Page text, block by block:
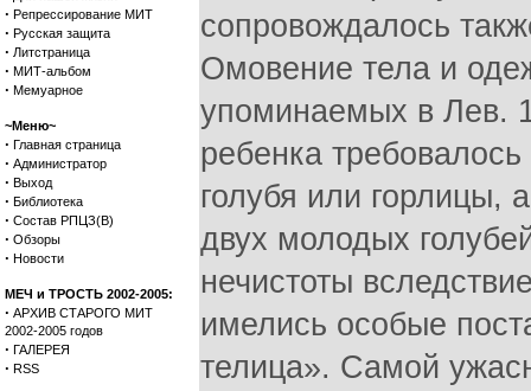
· Репрессирование МИТ
· Русская защита
· Литстраница
· МИТ-альбом
· Мемуарное
~Меню~
· Главная страница
· Администратор
· Выход
· Библиотека
· Состав РПЦЗ(В)
· Обзоры
· Новости
МЕЧ и ТРОСТЬ 2002-2005:
· АРХИВ СТАРОГО МИТ
2002-2005 годов
· ГАЛЕРЕЯ
· RSS
сопровождалось
Омовение тела и
упоминаемых в Лев.
ребенка
голубя или горлицы,
двух молодых
нечистоты
имелись особые
телица». Самой